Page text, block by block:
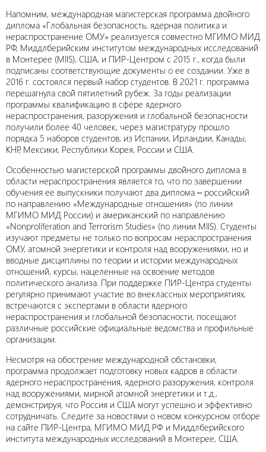
Напомним, международная магистерская программа двойного
диплома «Глобальная безопасность, ядерная политика и
нераспространение ОМУ» реализуется совместно МГИМО МИД
РФ, Миддлберийским институтом международных исследований
в Монтерее (MIIS), США, и ПИР-Центром с 2015 г., когда были
подписаны соответствующие документы о ее создании. Уже в
2016 г. состоялся первый набор студентов. В 2021 г. программа
перешагнула свой пятилетний рубеж. За годы реализации
программы квалификацию в сфере ядерного
нераспространения, разоружения и глобальной безопасности
получили более 40 человек, через магистратуру прошло
порядка 5 наборов студентов, из Испании, Ирландии, Канады,
КНР, Мексики, Республики Корея, России и США.
Особенностью магистерской программы двойного диплома в
области нераспространения является то, что по завершении
обучения ее выпускники получают два диплома ‒ российский
по направлению «Международные отношения» (по линии
МГИМО МИД России) и американский по направлению
«Nonproliferation and Terrorism Studies» (по линии MIIS). Студенты
изучают предметы не только по вопросам нераспространения
ОМУ, атомной энергетики и контроля над вооружениями, но и
вводные дисциплины по теории и истории международных
отношений, курсы, нацеленные на освоение методов
политического анализа. При поддержке ПИР-Центра студенты
регулярно принимают участие во внеклассных мероприятиях,
встречаются с экспертами в области ядерного
нераспространения и глобальной безопасности, посещают
различные российские официальные ведомства и профильные
организации.
Несмотря на обострение международной обстановки,
программа продолжает подготовку новых кадров в области
ядерного нераспространения, ядерного разоружения, контроля
над вооружениями, мирной атомной энергетики и т.д.,
демонстрируя, что Россия и США могут успешно и эффективно
сотрудничать. Следите за новостями о новом конкурсном отборе
на сайте ПИР-Центра, МГИМО МИД РФ и Миддлберийского
института международных исследований в Монтерее, США.